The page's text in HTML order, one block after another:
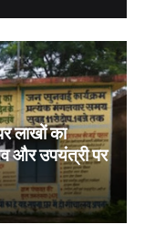
लाखों का
और उपयंत्री पर